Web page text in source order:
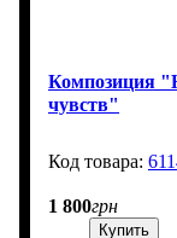
Композиция
чувств"
1 800грн
Купить